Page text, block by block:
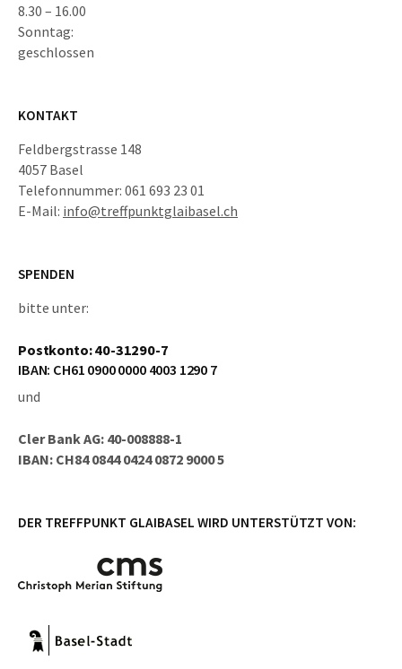
8.30 – 16.00
Sonntag:
geschlossen
KONTAKT
Feldbergstrasse 148
4057 Basel
Telefonnummer: 061 693 23 01
E-Mail: info@treffpunktglaibasel.ch
SPENDEN
bitte unter:
Postkonto: 40-31290-7
IBAN: CH61 0900 0000 4003 1290 7
und
Cler Bank AG: 40-008888-1
IBAN: CH84 0844 0424 0872 9000 5
DER TREFFPUNKT GLAIBASEL WIRD UNTERSTÜTZT VON: